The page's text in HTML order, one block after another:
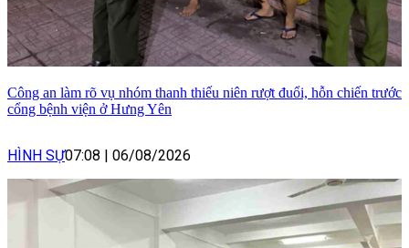
Công an làm rõ vụ nhóm thanh thiếu niên rượt đuổi, hỗn chiến trước
cổng bệnh viện ở Hưng Yên
HÌNH SỰ07:08 06/08/2026